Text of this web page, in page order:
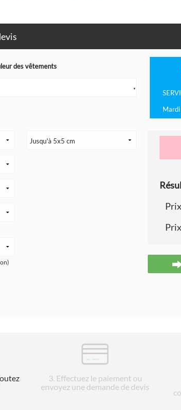
des vêtements
▼
3. Effectuez le paiement ou
envoyez une demande de devis